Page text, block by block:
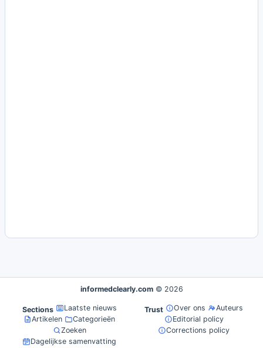
informedclearly.com © 2026
Sections
Laatste nieuws
Artikelen
Categorieën
Zoeken
Dagelijkse samenvatting
Trust Over ons
Auteurs
Editorial policy
Corrections policy